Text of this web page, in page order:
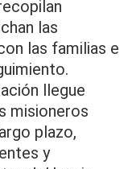
las
las familias e
llegue
misioneros
plazo,
y